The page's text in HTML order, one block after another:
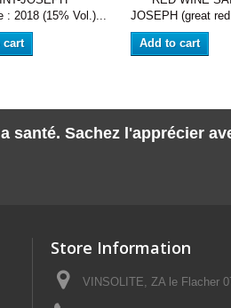
: 2018 (15% Vol.)...
cart
JOSEPH (great red
Add to cart
santé. Sachez l'apprécier
Store Information
VINSOLITE, ZA le Flacher